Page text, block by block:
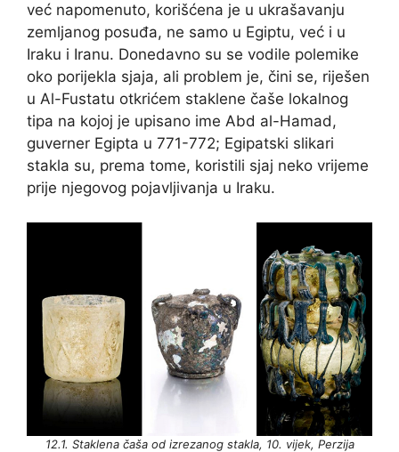
već napomenuto, korišćena je u ukrašavanju
zemljanog posuđa, ne samo u Egiptu, već i u
Iraku i Iranu. Donedavno su se vodile polemike
oko porijekla sjaja, ali problem je, čini se, riješen
u Al-Fustatu otkrićem staklene čaše lokalnog
tipa na kojoj je upisano ime Abd al-Hamad,
guverner Egipta u 771-772; Egipatski slikari
stakla su, prema tome, koristili sjaj neko vrijeme
prije njegovog pojavljivanja u Iraku.
12.1. Staklena čaša od izrezanog stakla, 10. vijek, Perzija